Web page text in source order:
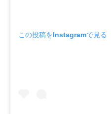
この投稿をInstagramで見る